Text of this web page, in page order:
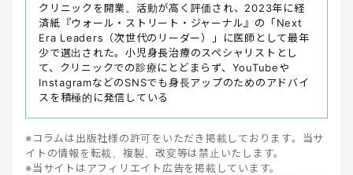
クリニックを開業。活動が高く評価され、2023年に経
済紙『ウォール・ストリート・ジャーナル』の「Next
Era Leaders（次世代のリーダー）」に医師として最年
少で選出された。小児身長治療のスペシャリストとし
て、クリニックでの診療にとどまらず、YouTubeや
InstagramなどのSNSでも身長アップのためのアドバイ
スを積極的に発信している
※コラムは出版社様の許可をいただき掲載しております。当サ
イトの情報を転載、複製、改変等は禁止いたします。
※当サイトはアフィリエイト広告を掲載しています。